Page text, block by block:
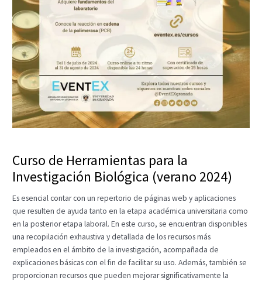
Curso de Herramientas para la
Investigación Biológica (verano 2024)
Es esencial contar con un repertorio de páginas web y aplicaciones
que resulten de ayuda tanto en la etapa académica universitaria como
en la posterior etapa laboral. En este curso, se encuentran disponibles
una recopilación exhaustiva y detallada de los recursos más
empleados en el ámbito de la investigación, acompañada de
explicaciones básicas con el fin de facilitar su uso. Además, también se
proporcionan recursos que pueden mejorar significativamente la